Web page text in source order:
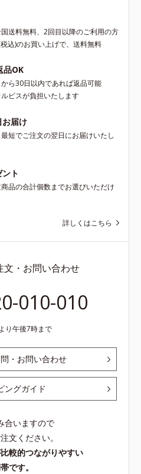
送料無料、2回目以降のご利用の方
込)のお買い上げで、送料無料
品OK
ら30日以内であれば返品可能
ビスが負担いたします
お届け
短でご注文の翌日にお届けいたし
ト
品の合計個数までお選びいただけ
詳しくはこちら
文・お問い合わせ
010-010
り午後7時まで
・お問い合わせ
ングガイド
合いますので
文ください。
較的つながりやすい
です。